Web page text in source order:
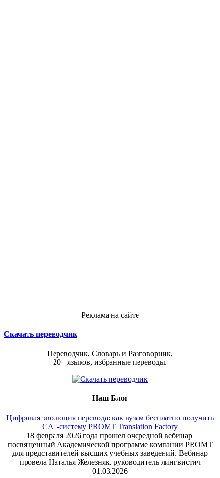
Реклама на сайте
Скачать переводчик
Переводчик, Словарь и Разговорник,
20+ языков, избранные переводы.
Наш Блог
Цифровая эволюция перевода: как вузам бесплатно получить
CAT-систему PROMT Translation Factory
18 февраля 2026 года прошел очередной вебинар,
посвященный Академической программе компании PROMT
для представителей высших учебных заведений. Вебинар
провела Наталья Железняк, руководитель лингвистич
01.03.2026